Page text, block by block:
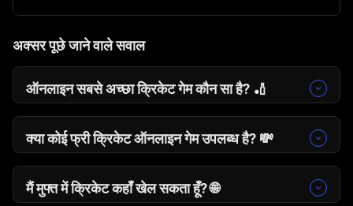
अक्सर पूछे जाने वाले सवाल
ऑनलाइन सबसे अच्छा क्रिकेट गेम कौन सा है? 🏏
सिटी क्रिकेट एक बेहतरीन ऑनलाइन क्रिकेट गेम है, खासकर
मोबाइल पर खेलने के लिए।
क्या कोई फ्री क्रिकेट ऑनलाइन गेम उपलब्ध है? 💸
बिना किसी डाउनलोड के सीधे ब्राउज़र में खेल सकते हैं।
मैं मुफ्त में क्रिकेट कहाँ खेल सकता हूँ? 🌐